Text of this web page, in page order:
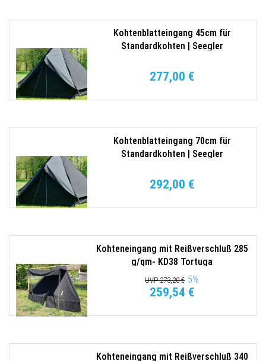
Kohtenblatteingang 45cm für
Standardkohten | Seegler
277,00 €
Kohtenblatteingang 70cm für
Standardkohten | Seegler
292,00 €
Kohteneingang mit Reißverschluß 285
g/qm- KD38 Tortuga
UVP 273,20 € 5%
259,54 €
Kohteneingang mit Reißverschluß 340